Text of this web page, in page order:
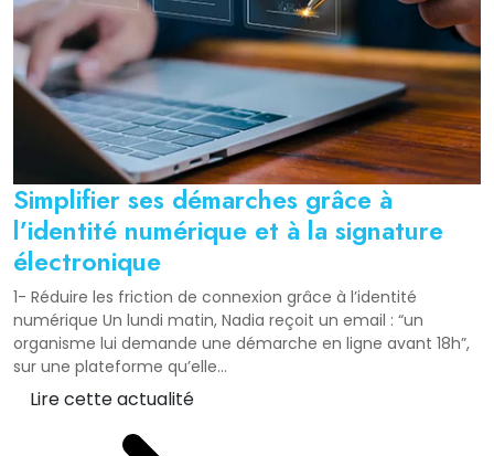
Simplifier ses démarches grâce à
l’identité numérique et à la signature
électronique
1- Réduire les friction de connexion grâce à l’identité
numérique Un lundi matin, Nadia reçoit un email : “un
organisme lui demande une démarche en ligne avant 18h”,
sur une plateforme qu’elle...
Lire cette actualité